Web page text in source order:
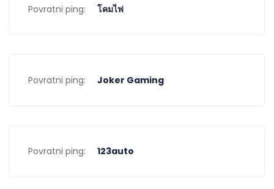
Povratni ping: โคมไฟ
Povratni ping: Joker Gaming
Povratni ping: 123auto